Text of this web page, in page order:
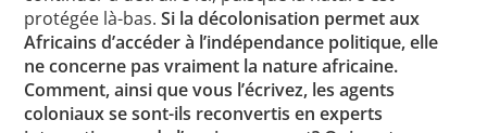
protégée là-bas.Si la décolonisation permet aux
Africains d’accéder à l’indépendance politique, elle
ne concerne pas vraiment la nature africaine.
Comment, ainsi que vous l’écrivez, les agents
coloniaux se sont-ils reconvertis en experts